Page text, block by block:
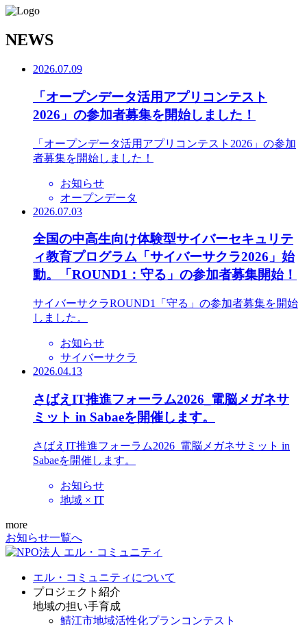
NEWS
2026.07.09
「オープンデータ活用アプリコンテスト
2026」の参加者募集を開始しました！
「オープンデータ活用アプリコンテスト2026」の参加
者募集を開始しました！
お知らせ
オープンデータ
2026.07.03
全国の中高生向け体験型サイバーセキュリテ
ィ教育プログラム「サイバーサクラ2026」始
動。「ROUND1：守る」の参加者募集開始！
サイバーサクラROUND1「守る」の参加者募集を開始
しました。
お知らせ
サイバーサクラ
2026.04.13
さばえIT推進フォーラム2026_電脳メガネサ
ミット in Sabaeを開催します。
さばえIT推進フォーラム2026_電脳メガネサミット in
Sabaeを開催します。
お知らせ
地域 × IT
more
お知らせ一覧へ
エル・コミュニティについて
プロジェクト紹介
地域の担い手育成
鯖江市地域活性化プランコンテスト